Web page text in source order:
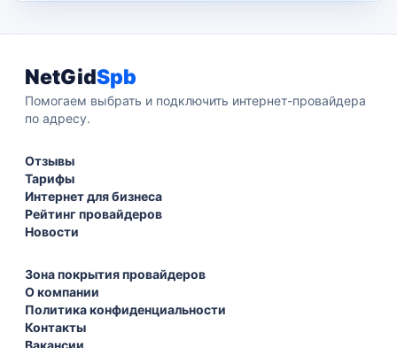
NetGidSpb
Помогаем выбрать и подключить интернет-провайдера
по адресу.
Отзывы
Тарифы
Интернет для бизнеса
Рейтинг провайдеров
Новости
Зона покрытия провайдеров
О компании
Политика конфиденциальности
Контакты
Вакансии